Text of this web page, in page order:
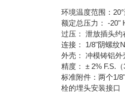
环境温度范围：
额定总压力： -20"
过压： 泄放插头约
连接： 1/8"阴螺纹
外壳： 冲模铸铝
精度： ± 2% F.S.
标准附件：两个1/
栓的埋头安装接口